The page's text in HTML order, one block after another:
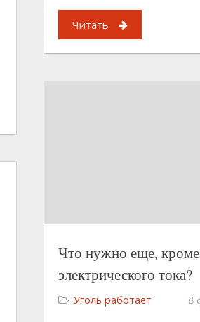
Читать
Что нужно еще,
электрического тока?
Уголь работает 8